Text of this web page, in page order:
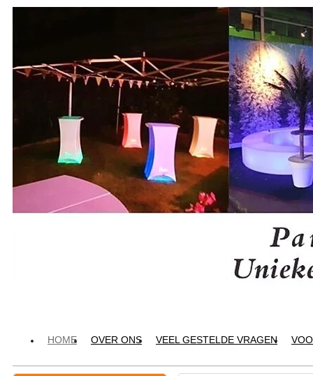
HOME OVER ONS VEEL GESTELDE VRAGEN